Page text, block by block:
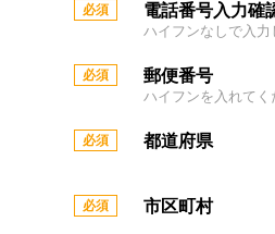
電話番号入力確
ハイフンなしで入力
郵便番号
ハイフンを入れてく
都道府県
市区町村